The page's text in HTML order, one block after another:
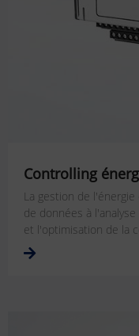
Controlling
La gestion de
de données à
et l'optimisation de la